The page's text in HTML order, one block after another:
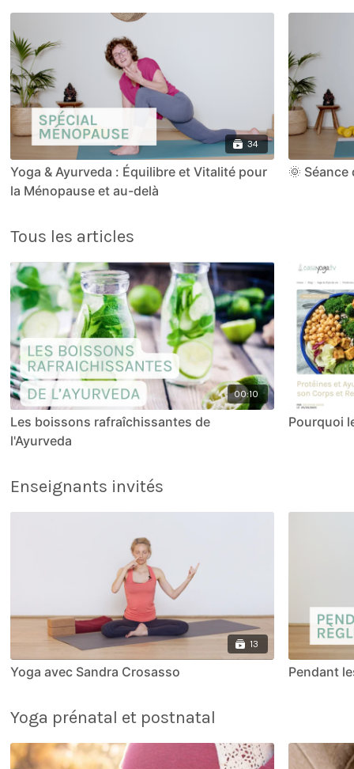
34
Yoga & Ayurveda : Équilibre et Vitalité pour
la Ménopause et au-delà
🌞
Tous les articles
00:10
Les boissons rafraîchissantes de
l'Ayurveda
Pourquoi
Enseignants invités
13
Yoga avec Sandra Crosasso Pendant
Yoga prénatal et postnatal